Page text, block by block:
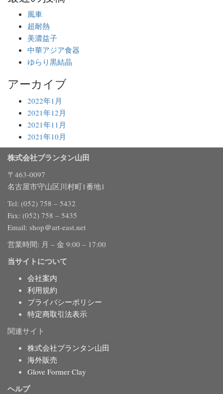
風車
超耐熱
美濃益子
中華アジア食器
ゆらり黒結晶
アーカイブ
2022年1月
2021年12月
2021年11月
2021年10月
株式会社プランタン山田
〒463-0097
名古屋市守山区川村町1番地1
Tel: (052) 758 – 5432
Fax: (052) 758 – 5435
Email: shop＠art-east.net
営業時間: 月 – 金 9:00 – 17:00
当サイトについて
会社案内
利用規約
プライバシーポリシー
特定商取引法表示
関連サイト
株式会社プランタン山田
海外販売
Glove Former Clay
ヘルプ